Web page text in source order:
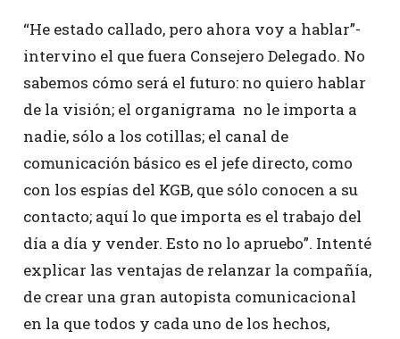
“He estado callado, pero ahora voy a hablar”-
intervino el que fuera Consejero Delegado. No
sabemos cómo será el futuro: no quiero hablar
de la visión; el organigrama no le importa a
nadie, sólo a los cotillas; el canal de
comunicación básico es el jefe directo, como
con los espías del KGB, que sólo conocen a su
contacto; aquí lo que importa es el trabajo del
día a día y vender. Esto no lo apruebo”. Intenté
explicar las ventajas de relanzar la compañía,
de crear una gran autopista comunicacional
en la que todos y cada uno de los hechos,